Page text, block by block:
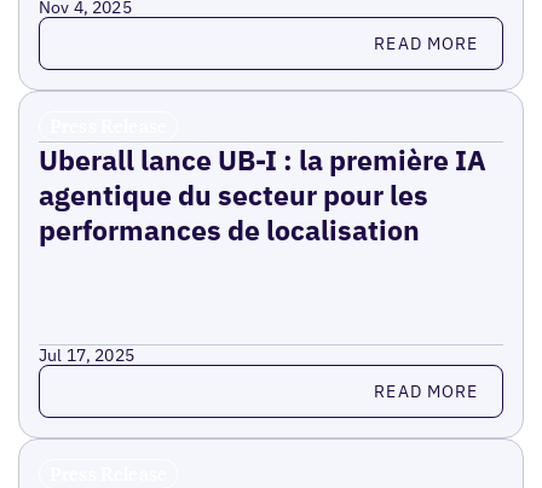
Nov 4, 2025
Read more READ MORE
Uberall lance UB-I : la première IA
agentique du secteur pour les
performances de localisation
Jul 17, 2025
Read more READ MORE